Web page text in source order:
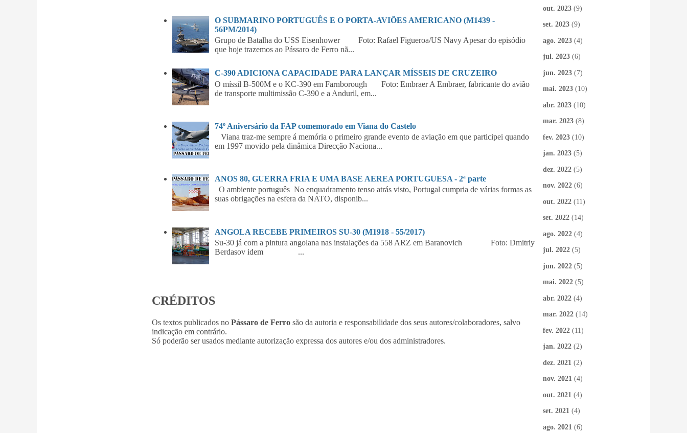
O SUBMARINO PORTUGUÊS E O PORTA-AVIÕES AMERICANO (M1439 -
56PM/2014)
Grupo de Batalha do USS Eisenhower Foto: Rafael Figueroa/US Navy Apesar do episódio
que hoje trazemos ao Pássaro de Ferro nã...
C-390 ADICIONA CAPACIDADE PARA LANÇAR MÍSSEIS DE CRUZEIRO
O míssil B-500M e o KC-390 em Farnborough Foto: Embraer A Embraer, fabricante do avião
de transporte multimissão C-390 e a Anduril, em...
74º Aniversário da FAP comemorado em Viana do Castelo
Viana traz-me sempre á memória o primeiro grande evento de aviação em que participei quando
em 1997 movido pela dinâmica Direcção Naciona...
ANOS 80, GUERRA FRIA E UMA BASE AEREA PORTUGUESA - 2ª parte
O ambiente português No enquadramento tenso atrás visto, Portugal cumpria de várias formas as
suas obrigações na esfera da NATO, disponib...
ANGOLA RECEBE PRIMEIROS SU-30 (M1918 - 55/2017)
Su-30 já com a pintura angolana nas instalações da 558 ARZ em Baranovich Foto: Dmitriy
Berdasov idem ...
CRÉDITOS
Os textos publicados no Pássaro de Ferro são da autoria e responsabilidade dos seus autores/colaboradores, salvo
indicação em contrário.
Só poderão ser usados mediante autorização expressa dos autores e/ou dos administradores.
out. 2023 (9)
set. 2023 (9)
ago. 2023 (4)
jul. 2023 (6)
jun. 2023 (7)
mai. 2023 (10)
abr. 2023 (10)
mar. 2023 (8)
fev. 2023 (10)
jan. 2023 (5)
dez. 2022 (5)
nov. 2022 (6)
out. 2022 (11)
set. 2022 (14)
ago. 2022 (4)
jul. 2022 (5)
jun. 2022 (5)
mai. 2022 (5)
abr. 2022 (4)
mar. 2022 (14)
fev. 2022 (11)
jan. 2022 (2)
dez. 2021 (2)
nov. 2021 (4)
out. 2021 (4)
set. 2021 (4)
ago. 2021 (6)